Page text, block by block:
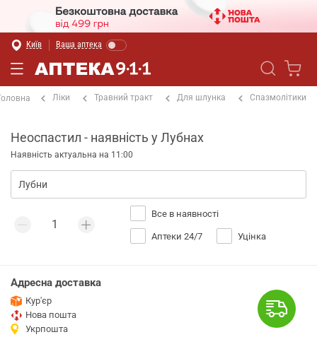
Київ Ваша аптека
Ліки Травний тракт Для шлунка Спазмолітики
Неоспастил - наявність у Лубнах
Наявність актуальна на 11:00
Все в наявності
Аптеки 24/7 Уцінка
Адресна доставка
Кур'єр
Нова пошта
Укрпошта